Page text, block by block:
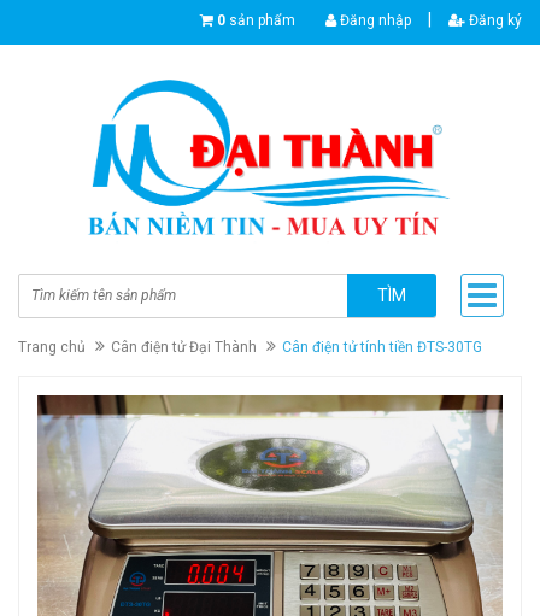
0 sản phẩm Đăng nhập Đăng ký
TÌM
Trang chủ Cân điện tử Đại Thành Cân điện tử tính tiền ĐTS-30TG